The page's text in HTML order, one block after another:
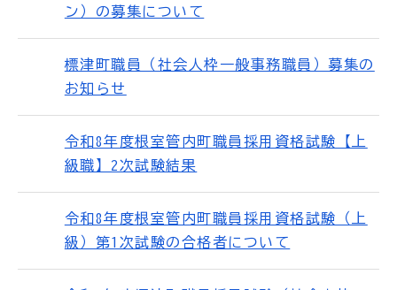
ン）の募集について
標津町職員（社会人枠一般事務職員）募集の
お知らせ
令和8年度根室管内町職員採用資格試験【上
級職】2次試験結果
令和8年度根室管内町職員採用資格試験（上
級）第1次試験の合格者について